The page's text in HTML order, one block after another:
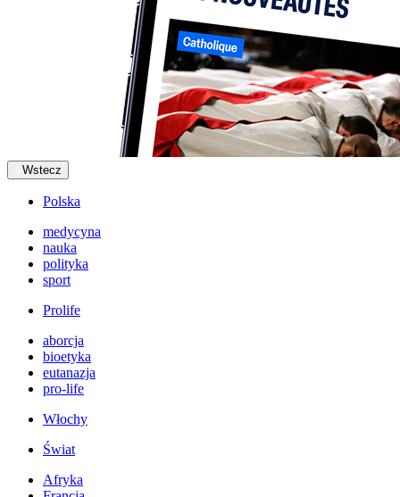
Wstecz
Polska
medycyna
nauka
polityka
sport
Prolife
aborcja
bioetyka
eutanazja
pro-life
Włochy
Świat
Afryka